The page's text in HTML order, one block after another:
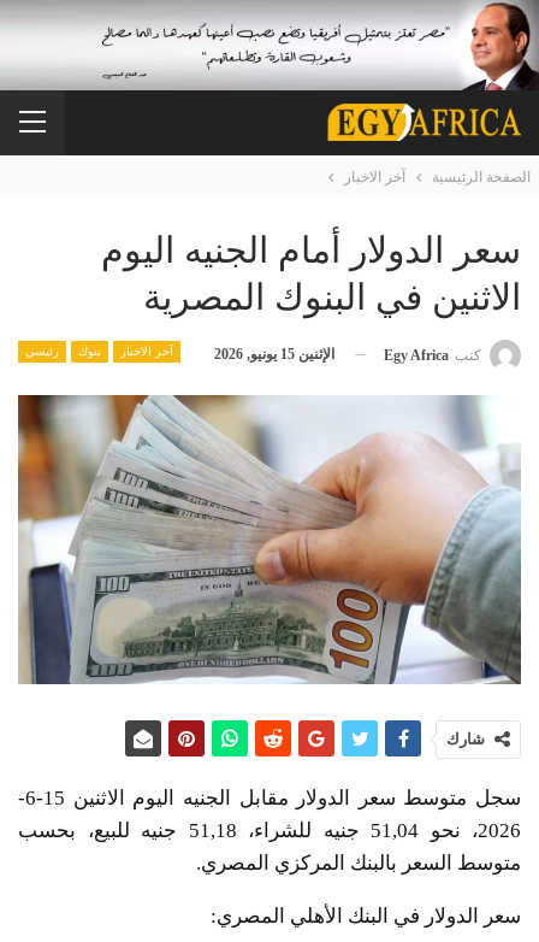
الصفحة الرئيسية آخر الاخبار
سعر الدولار أمام الجنيه اليوم
الاثنين في البنوك المصرية
آخر الاخبار بنوك رئيسي كتب Egy Africa الإثنين 15 يونيو, 2026
شارك
سجل متوسط سعر الدولار مقابل الجنيه اليوم الاثنين 15-6-
2026، نحو 51,04 جنيه للشراء، 51,18 جنيه للبيع، بحسب
متوسط السعر بالبنك المركزي المصري.
سعر الدولار في البنك الأهلي المصري: